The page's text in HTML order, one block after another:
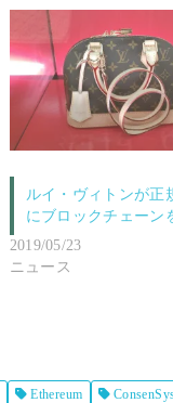
ルイ・ヴィトンが正
にブロックチェーン
2019/05/23
ニュース
Ethereum